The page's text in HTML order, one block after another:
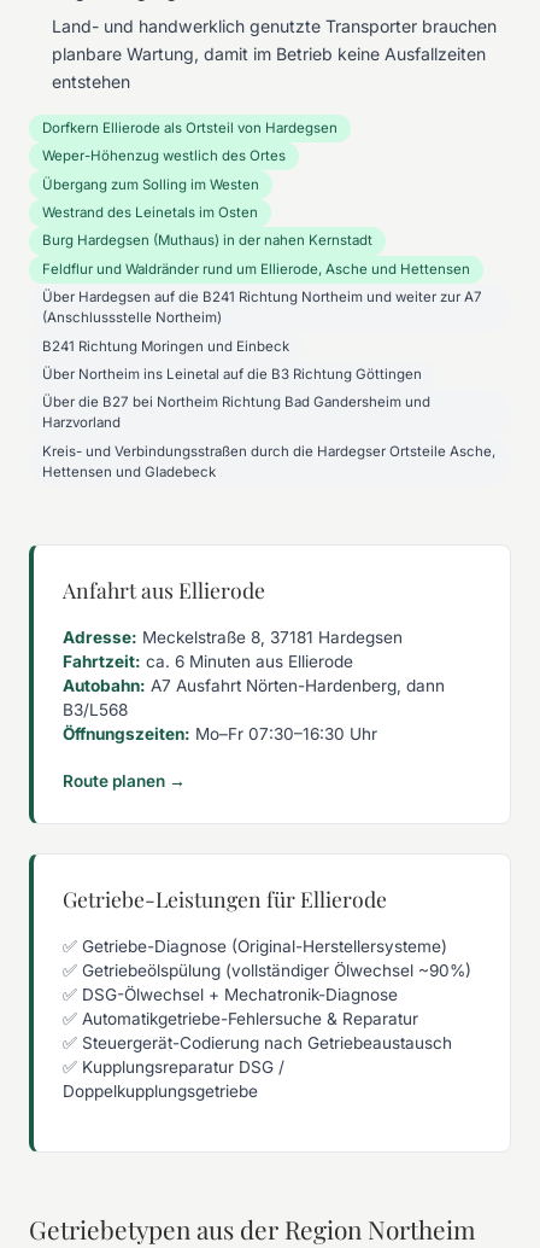
Land- und handwerklich genutzte Transporter brauchen
planbare Wartung, damit im Betrieb keine Ausfallzeiten
entstehen
Dorfkern Ellierode als Ortsteil von Hardegsen
Weper-Höhenzug westlich des Ortes
Übergang zum Solling im Westen
Westrand des Leinetals im Osten
Burg Hardegsen (Muthaus) in der nahen Kernstadt
Feldflur und Waldränder rund um Ellierode, Asche und Hettensen
Über Hardegsen auf die B241 Richtung Northeim und weiter zur A7
(Anschlussstelle Northeim)
B241 Richtung Moringen und Einbeck
Über Northeim ins Leinetal auf die B3 Richtung Göttingen
Über die B27 bei Northeim Richtung Bad Gandersheim und
Harzvorland
Kreis- und Verbindungsstraßen durch die Hardegser Ortsteile Asche,
Hettensen und Gladebeck
Anfahrt aus Ellierode
Adresse: Meckelstraße 8, 37181 Hardegsen
Fahrtzeit: ca. 6 Minuten aus Ellierode
Autobahn: A7 Ausfahrt Nörten-Hardenberg, dann
B3/L568
Öffnungszeiten: Mo–Fr 07:30–16:30 Uhr
Route planen →
Getriebe-Leistungen für Ellierode
✅ Getriebe-Diagnose (Original-Herstellersysteme)
✅ Getriebeölspülung (vollständiger Ölwechsel ~90%)
✅ DSG-Ölwechsel + Mechatronik-Diagnose
✅ Automatikgetriebe-Fehlersuche & Reparatur
✅ Steuergerät-Codierung nach Getriebeaustausch
✅ Kupplungsreparatur DSG /
Doppelkupplungsgetriebe
Getriebetypen aus der Region Northeim